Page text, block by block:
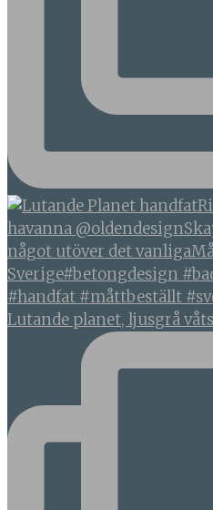
Lutande planet, ljusgrå